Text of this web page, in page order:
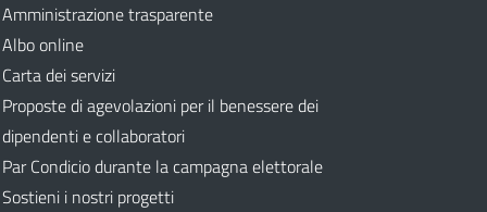
Amministrazione trasparente
Albo online
Carta dei servizi
Proposte di agevolazioni per il benessere dei
dipendenti e collaboratori
Par Condicio durante la campagna elettorale
Sostieni i nostri progetti